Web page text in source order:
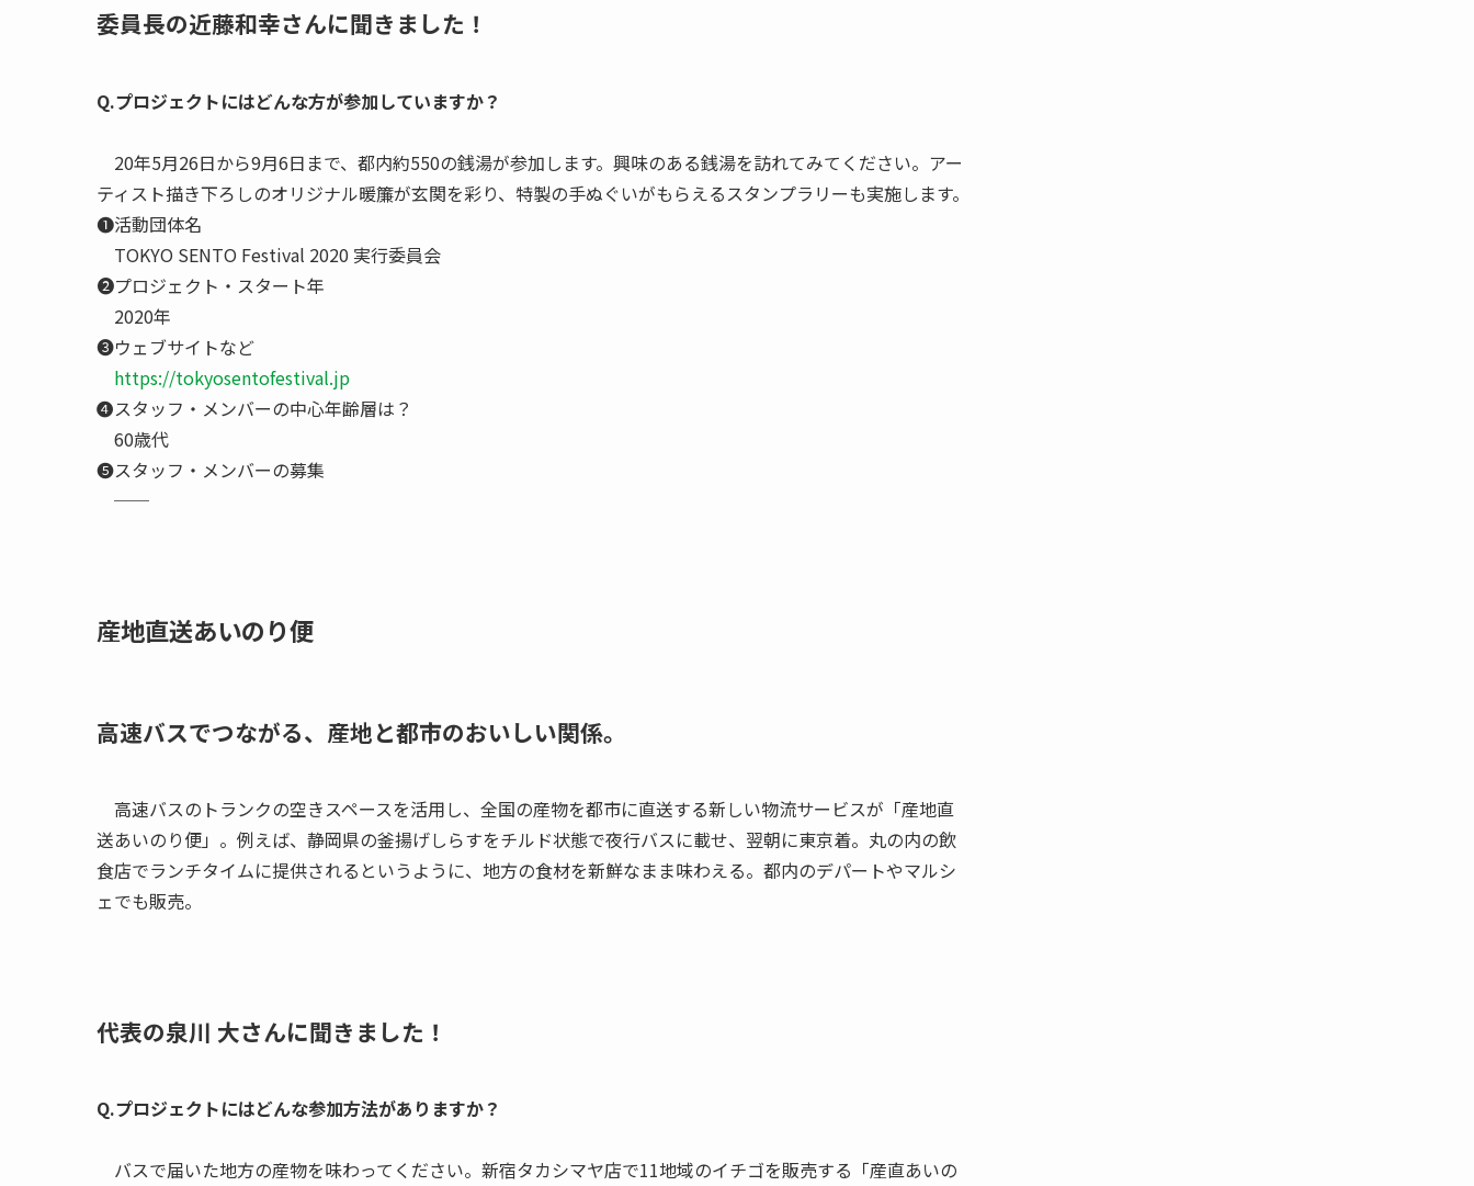
委員長の近藤和幸さんに聞きました！
Q.プロジェクトにはどんな方が参加していますか？
20年5月26日から9月6日まで、都内約550の銭湯が参加します。興味のある銭湯を訪れてみてください。アー
ティスト描き下ろしのオリジナル暖簾が玄関を彩り、特製の手ぬぐいがもらえるスタンプラリーも実施します。
❶活動団体名
TOKYO SENTO Festival 2020 実行委員会
❷プロジェクト・スタート年
2020年
❸ウェブサイトなど
https://tokyosentofestival.jp
❹スタッフ・メンバーの中心年齢層は？
60歳代
❺スタッフ・メンバーの募集
──
産地直送あいのり便
高速バスでつながる、産地と都市のおいしい関係。
高速バスのトランクの空きスペースを活用し、全国の産物を都市に直送する新しい物流サービスが「産地直
送あいのり便」。例えば、静岡県の釜揚げしらすをチルド状態で夜行バスに載せ、翌朝に東京着。丸の内の飲
食店でランチタイムに提供されるというように、地方の食材を新鮮なまま味わえる。都内のデパートやマルシ
ェでも販売。
代表の泉川 大さんに聞きました！
Q.プロジェクトにはどんな参加方法がありますか？
バスで届いた地方の産物を味わってください。新宿タカシマヤ店で11地域のイチゴを販売する「産直あいの